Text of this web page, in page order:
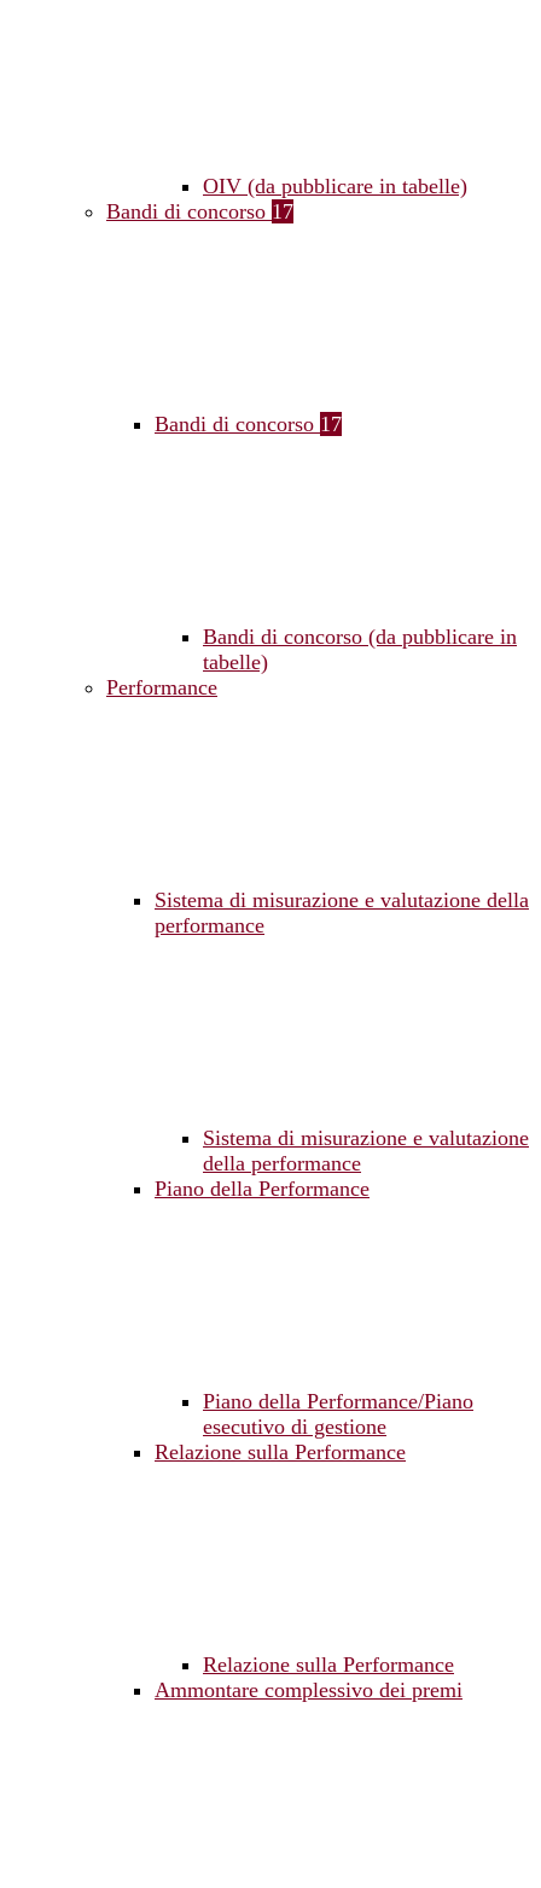
OIV (da pubblicare in tabelle)
Bandi di concorso 17
Bandi di concorso 17
Bandi di concorso (da pubblicare in
tabelle)
Performance
Sistema di misurazione e valutazione della
performance
Sistema di misurazione e valutazione
della performance
Piano della Performance
Piano della Performance/Piano
esecutivo di gestione
Relazione sulla Performance
Relazione sulla Performance
Ammontare complessivo dei premi